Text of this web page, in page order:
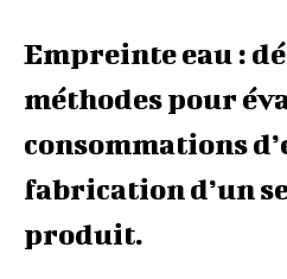
Empreinte eau :
méthodes pour
consommations
fabrication d’un
produit.